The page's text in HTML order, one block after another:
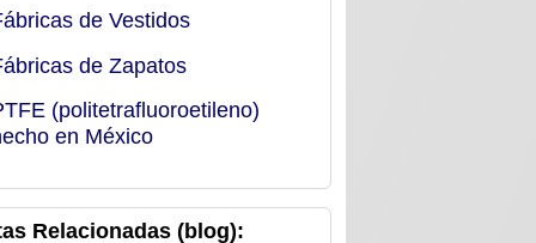
de Vestidos
de Zapatos
(politetrafluoroetileno)
en México
Relacionadas (blog):